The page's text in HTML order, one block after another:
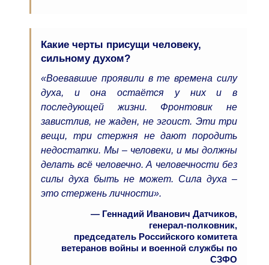
Какие черты присущи человеку,
сильному духом?
«Воевавшие проявили в те времена силу
духа, и она остаётся у них и в
последующей жизни. Фронтовик не
завистлив, не жаден, не эгоист. Эти три
вещи, три стержня не дают породить
недостатки. Мы – человеки, и мы должны
делать всё человечно. А человечности без
силы духа быть не может. Сила духа –
это стержень личности».
— Геннадий Иванович Датчиков,
генерал-полковник,
председатель Российского комитета
ветеранов войны и военной службы по
СЗФО